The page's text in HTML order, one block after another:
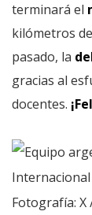
terminará el
kilómetros de
pasado, la
gracias al
docentes.
Fotografía: X